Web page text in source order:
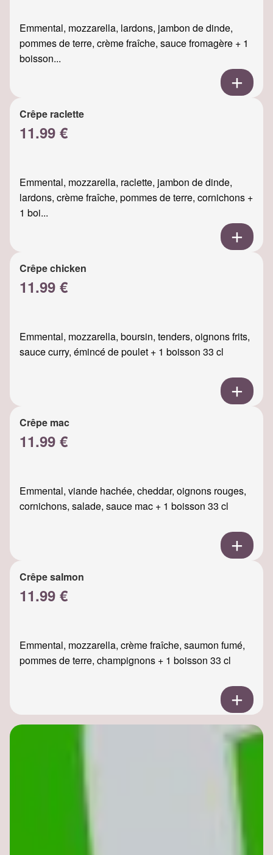
Emmental, mozzarella, lardons, jambon de dinde,
pommes de terre, crème fraîche, sauce fromagère + 1
boisson...
Crêpe raclette
11.99 €
Emmental, mozzarella, raclette, jambon de dinde,
lardons, crème fraîche, pommes de terre, cornichons +
1 boi...
Crêpe chicken
11.99 €
Emmental, mozzarella, boursin, tenders, oignons frits,
sauce curry, émincé de poulet + 1 boisson 33 cl
Crêpe mac
11.99 €
Emmental, viande hachée, cheddar, oignons rouges,
cornichons, salade, sauce mac + 1 boisson 33 cl
Crêpe salmon
11.99 €
Emmental, mozzarella, crème fraîche, saumon fumé,
pommes de terre, champignons + 1 boisson 33 cl